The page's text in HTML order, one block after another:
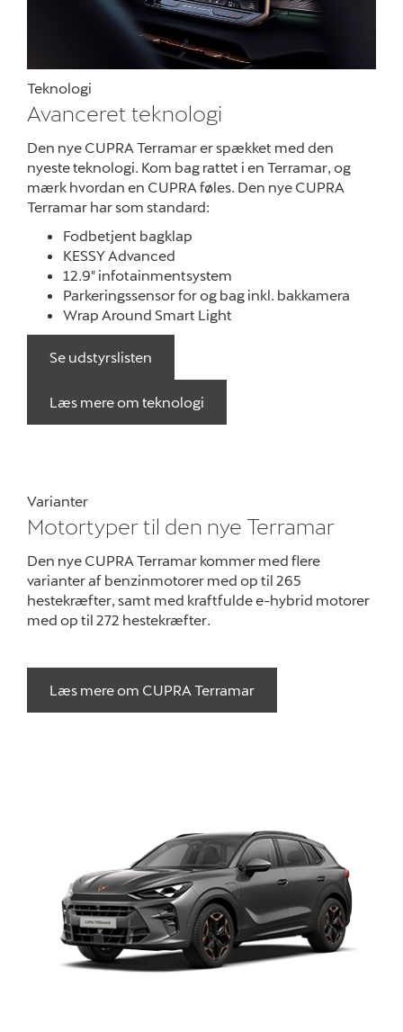
Teknologi
Avanceret teknologi
Den nye CUPRA Terramar er spækket med den
nyeste teknologi. Kom bag rattet i en Terramar, og
mærk hvordan en CUPRA føles. Den nye CUPRA
Terramar har som standard:
Fodbetjent bagklap
KESSY Advanced
12.9" infotainmentsystem
Parkeringssensor for og bag inkl. bakkamera
Wrap Around Smart Light
Se udstyrslisten
Læs mere om teknologi
Varianter
Motortyper til den nye Terramar
Den nye CUPRA Terramar kommer med flere
varianter af benzinmotorer med op til 265
hestekræfter, samt med kraftfulde e-hybrid motorer
med op til 272 hestekræfter.
Læs mere om CUPRA Terramar